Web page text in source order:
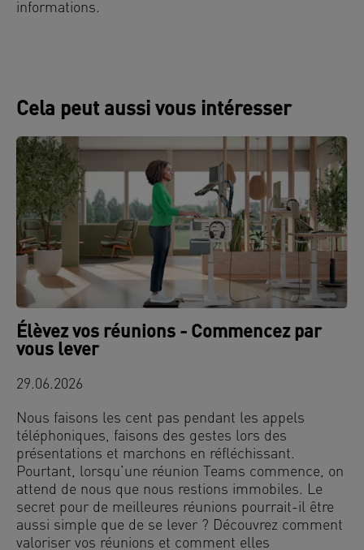
informations.
Cela peut aussi vous intéresser
Élèvez vos réunions - Commencez par
vous lever
29.06.2026
Nous faisons les cent pas pendant les appels
téléphoniques, faisons des gestes lors des
présentations et marchons en réfléchissant.
Pourtant, lorsqu’une réunion Teams commence, on
attend de nous que nous restions immobiles. Le
secret pour de meilleures réunions pourrait-il être
aussi simple que de se lever ? Découvrez comment
valoriser vos réunions et comment elles